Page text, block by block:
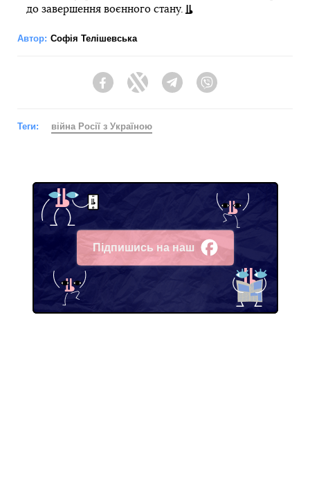
до завершення воєнного стану.
Автор: Софія Телішевська
FacebookTwitter Telegram
Теги: війна Росії з Україною
Підпишись на наш
Facebook